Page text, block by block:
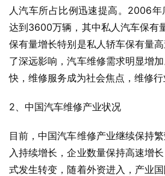
人汽车所占比例迅速提高。2006
达到3600万辆，其中私人汽车保有
保有量增长特别是私人轿车保有量
了深远影响，汽车维修需求明显增
快，维修服务成为社会焦点，维修行
2、中国汽车维修产业状况
目前，中国汽车维修产业继续保持
入持续增长，企业数量保持高速增
式发生转变，随着外资进入，产业